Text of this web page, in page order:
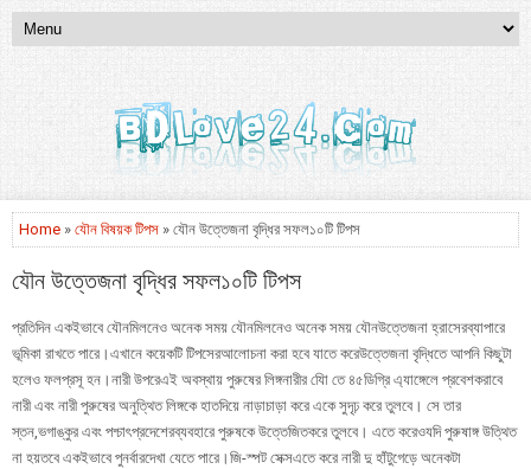
Home » যৌন বিষয়ক টিপস » যৌন উত্তেজনা বৃদ্ধির সফল১০টি টিপস
যৌন উত্তেজনা বৃদ্ধির সফল১০টি টিপস
প্রতিদিন একইভাবে যৌনমিলনেও অনেক সময় যৌনমিলনেও অনেক সময় যৌনউত্তেজনা হ্রাসেরব্যাপারে
ভূমিকা রাখতে পারে।এখানে কয়েকটি টিপসেরআলোচনা করা হবে যাতে করেউত্তেজনা বৃদ্ধিতে আপনি কিছুটা
হলেও ফলপ্রসূ হন।নারী উপরেএই অবস্থায় পুরুষের লিঙ্গনারীর যোি তে ৪৫ডিগ্রি এ্যাঙ্গেলে প্রবেশকরাবে
নারী এবং নারী পুরুষের অনুত্থিত লিঙ্গকে হাতদিয়ে নাড়াচাড়া করে একে সুদৃঢ় করে তুলবে। সে তার
স্তন,ভগাঙ্কুর এবং পশ্চাৎপ্রদেশেরব্যবহারে পুরুষকে উত্তেজিতকরে তুলবে। এতে করেওযদি পুরুষাঙ্গ উত্থিত
না হয়তবে একইভাবে পুনর্বারদেখা যেতে পারে।জি-স্পট সেক্সএতে করে নারী দু হাঁটুগেড়ে অনেকটা